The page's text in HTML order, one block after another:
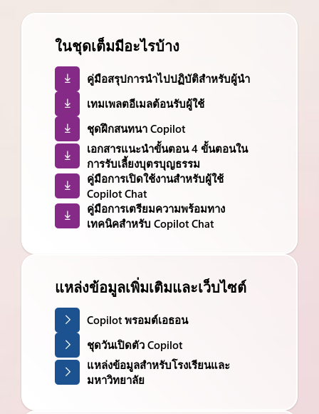
ในชุดเต็มมีอะไรบ้าง
คู่มือสรุปการนำไปปฏิบัติสำหรับผู้นำ
เทมเพลตอีเมลต้อนรับผู้ใช้
ชุดฝึกสนทนา Copilot
เอกสารแนะนำขั้นตอน 4 ขั้นตอนใน
การรับเลี้ยงบุตรบุญธรรม
คู่มือการเปิดใช้งานสำหรับผู้ใช้
Copilot Chat
คู่มือการเตรียมความพร้อมทาง
เทคนิคสำหรับ Copilot Chat
แหล่งข้อมูลเพิ่มเติมและเว็บไซต์
Copilot พรอมต์เอธอน
ชุดวันเปิดตัว Copilot
แหล่งข้อมูลสำหรับโรงเรียนและ
มหาวิทยาลัย